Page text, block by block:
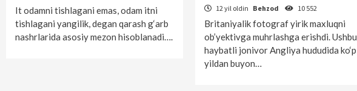
It odamni tishlagani emas, odam itni
tishlagani yangilik, degan qarash g‘arb
nashr­larida asosiy mezon hisoblanadi….
12 yil oldin Behzod 10 552
Britaniyalik fotograf yirik maxluqni
ob’yektivga muhrlashga erishdi. Ushbu
haybatli jonivor Angliya hududida ko‘p
yildan buyon…